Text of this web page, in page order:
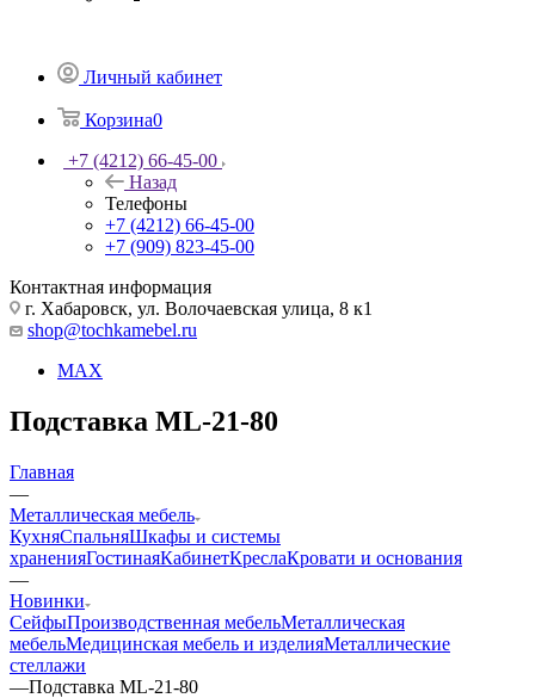
Личный кабинет
Корзина0
+7 (4212) 66-45-00
Назад
Телефоны
+7 (4212) 66-45-00
+7 (909) 823-45-00
Контактная информация
г. Хабаровск, ул. Волочаевская улица, 8 к1
shop@tochkamebel.ru
MAX
Подставка ML-21-80
Главная
—
Металлическая мебель
КухняСпальняШкафы и системы
храненияГостинаяКабинетКреслаКровати и основания
—
Новинки
СейфыПроизводственная мебельМеталлическая
мебельМедицинская мебель и изделияМеталлические
стеллажи
—Подставка ML-21-80